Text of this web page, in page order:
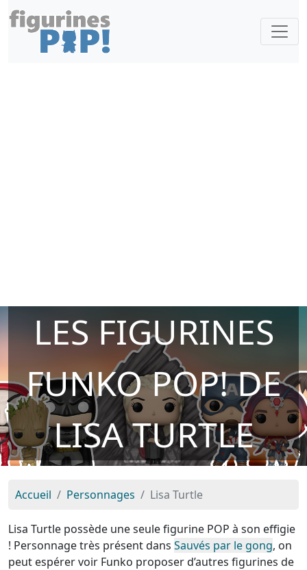
LES FIGURINES
FUNKO POP! DE
LISA TURTLE
Accueil Personnages Lisa Turtle
Lisa Turtle possède une seule figurine POP à son effigie
! Personnage très présent dans Sauvés par le gong, on
peut espérer voir Funko proposer d’autres figurines de